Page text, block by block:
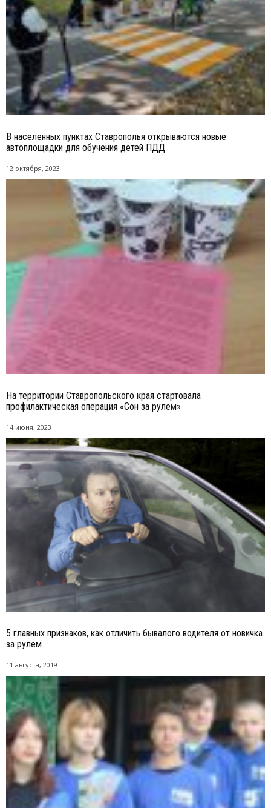
В населенных пунктах Ставрополья открываются новые
автоплощадки для обучения детей ПДД
12 октября, 2023
На территории Ставропольского края стартовала
профилактическая операция «Сон за рулем»
14 июня, 2023
5 главных признаков, как отличить бывалого водителя от новичка
за рулем
11 августа, 2019